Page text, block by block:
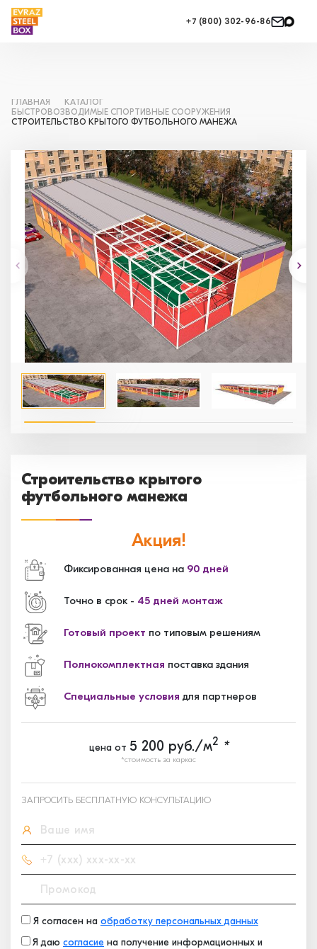
+7 (800) 302-96-86
ГЛАВНАЯ
КАТАЛОГ
БЫСТРОВОЗВОДИМЫЕ СПОРТИВНЫЕ СООРУЖЕНИЯ
СТРОИТЕЛЬСТВО КРЫТОГО ФУТБОЛЬНОГО МАНЕЖА
Строительство крытого
футбольного манежа
Акция!
Фиксированная цена на 90 дней
Точно в срок - 45 дней монтаж
Готовый проект по типовым решениям
Полнокомплектная поставка здания
Специальные условия для партнеров
цена от 5 200 руб./м2 *
*стоимость за каркас
ЗАПРОСИТЬ БЕСПЛАТНУЮ КОНСУЛЬТАЦИЮ
Я согласен на обработку персональных данных
Я даю согласие на получение информационных и